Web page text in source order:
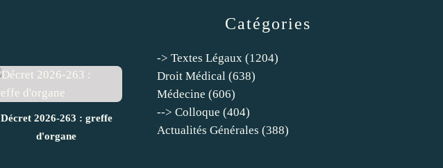
Décret 2026-263 : greffe
d'organe
Catégories
-> Textes Légaux (1204)
Droit Médical (638)
Médecine (606)
--> Colloque (404)
Actualités Générales (388)